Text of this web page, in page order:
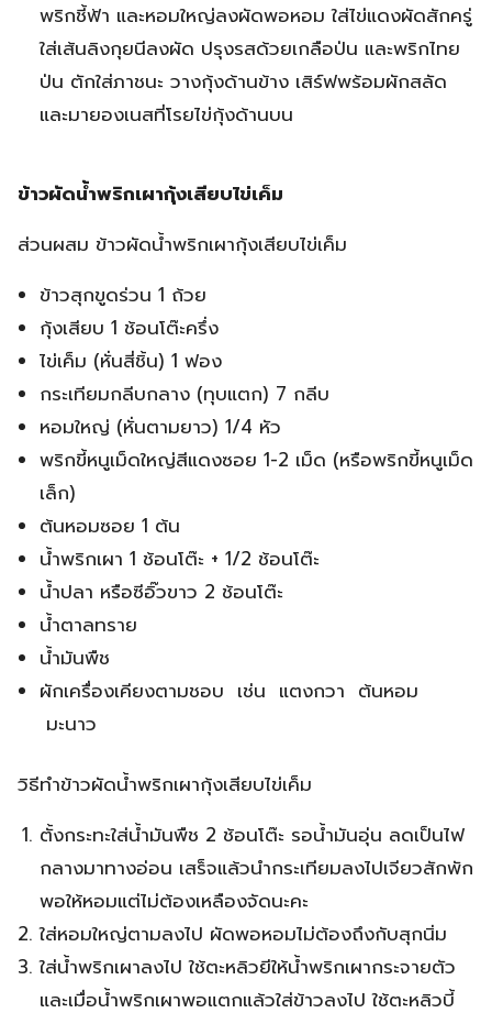
พริกชี้ฟ้า และหอมใหญ่ลงผัดพอหอม ใส่ไข่แดงผัดสักครู่
ใส่เส้นลิงกุยนีลงผัด ปรุงรสด้วยเกลือป่น และพริกไทย
ป่น ตักใส่ภาชนะ วางกุ้งด้านข้าง เสิร์ฟพร้อมผักสลัด
และมายองเนสที่โรยไข่กุ้งด้านบน
ข้าวผัดน้ำพริกเผากุ้งเสียบไข่เค็ม
ส่วนผสม ข้าวผัดน้ำพริกเผากุ้งเสียบไข่เค็ม
ข้าวสุกขูดร่วน 1 ถ้วย
กุ้งเสียบ 1 ช้อนโต๊ะครึ่ง
ไข่เค็ม (หั่นสี่ชิ้น) 1 ฟอง
กระเทียมกลีบกลาง (ทุบแตก) 7 กลีบ
หอมใหญ่ (หั่นตามยาว) 1/4 หัว
พริกขี้หนูเม็ดใหญ่สีแดงซอย 1-2 เม็ด (หรือพริกขี้หนูเม็ด
เล็ก)
ต้นหอมซอย 1 ต้น
น้ำพริกเผา 1 ช้อนโต๊ะ + 1/2 ช้อนโต๊ะ
น้ำปลา หรือซีอิ๊วขาว 2 ช้อนโต๊ะ
น้ำตาลทราย
น้ำมันพืช
ผักเครื่องเคียงตามชอบ เช่น แตงกวา ต้นหอม
มะนาว
วิธีทำข้าวผัดน้ำพริกเผากุ้งเสียบไข่เค็ม
ตั้งกระทะใส่น้ำมันพืช 2 ช้อนโต๊ะ รอน้ำมันอุ่น ลดเป็นไฟ
กลางมาทางอ่อน เสร็จแล้วนำกระเทียมลงไปเจียวสักพัก
พอให้หอมแต่ไม่ต้องเหลืองจัดนะคะ
ใส่หอมใหญ่ตามลงไป ผัดพอหอมไม่ต้องถึงกับสุกนิ่ม
ใส่น้ำพริกเผาลงไป ใช้ตะหลิวยีให้น้ำพริกเผากระจายตัว
และเมื่อน้ำพริกเผาพอแตกแล้วใส่ข้าวลงไป ใช้ตะหลิวบี้